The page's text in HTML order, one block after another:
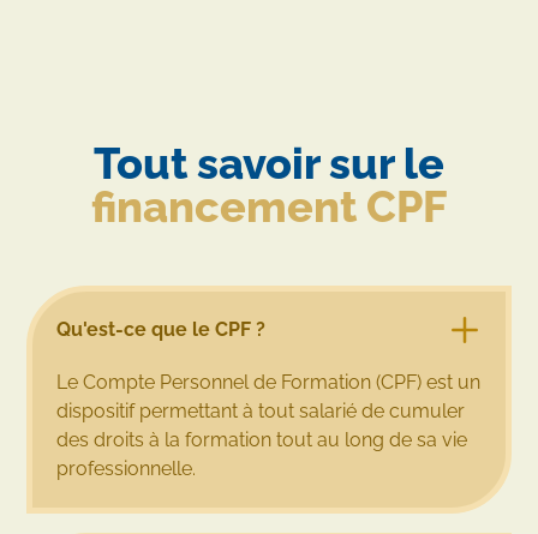
Tout savoir sur le
financement CPF
Qu'est-ce que le CPF ?
Le Compte Personnel de Formation (CPF) est un
dispositif permettant à tout salarié de cumuler
des droits à la formation tout au long de sa vie
professionnelle.